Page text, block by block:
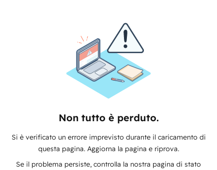
Non tutto è perduto.
Si è verificato un errore imprevisto durante il caricamento di
questa pagina. Aggiorna la pagina e riprova.
Se il problema persiste, controlla la nostra pagina di stato